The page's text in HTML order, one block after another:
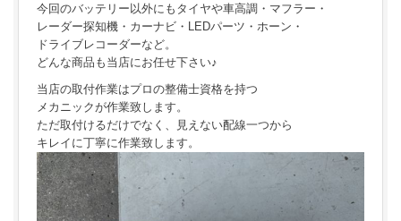
今回のバッテリー以外にもタイヤや車高調・マフラー・
レーダー探知機・カーナビ・LEDパーツ・ホーン・
ドライブレコーダーなど。
どんな商品も当店にお任せ下さい♪
当店の取付作業はプロの整備士資格を持つ
メカニックが作業致します。
ただ取付けるだけでなく、見えない配線一つから
キレイに丁寧に作業致します。